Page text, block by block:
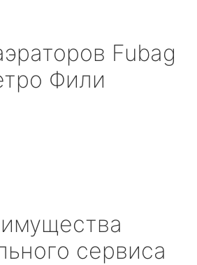
Fubag
Фили
сервиса